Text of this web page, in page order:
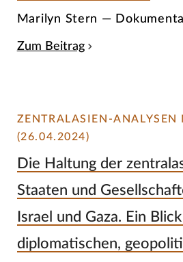
Marilyn Stern —
Zum Beitrag
ZENTRALASIEN-ANALYSEN
(26.04.2024)
Die Haltung der
Staaten und
Israel und Gaza. Ein
diplomatischen,